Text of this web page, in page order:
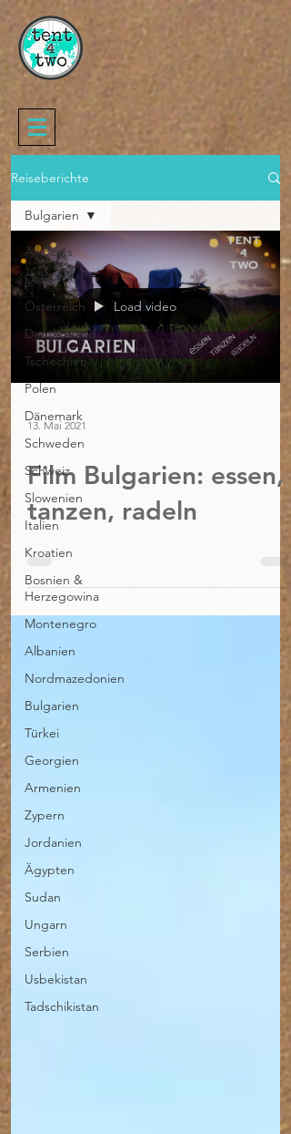
Reiseberichte
All Posts
Dahei
Österreich
Deutschland
Tschechien
Polen
Dänemark
Schweden
Schweiz
Slowenien
Italien
Kroatien
Bosnien &
Herzegowina
Montenegro
Albanien
Nordmazedonien
Bulgarien
Türkei
Georgien
Armenien
Zypern
Jordanien
Ägypten
Sudan
Ungarn
Serbien
Usbekistan
Tadschikistan
Bulgarien
Load video
13. Mai 2021
Film Bulgarien: essen,
tanzen, radeln